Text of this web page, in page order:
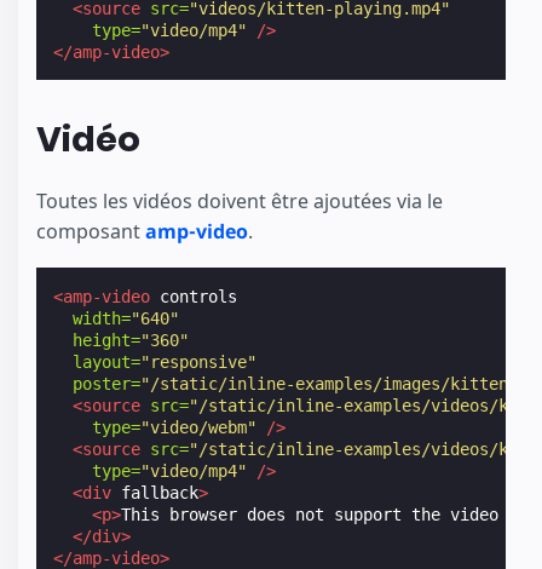
<source src="videos/kitten-playing.mp4"
type="video/mp4"
/>
</amp-video>
Vidéo
Toutes les vidéos doivent être ajoutées via le
composantamp-video.
<amp-video controls
width="640"
height="360"
layout="responsive"
poster="/static/inline-examples/images/kitten-
<source src="/static/inline-examples/videos/
type="video/webm"
/>
<source src="/static/inline-examples/videos/
type="video/mp4"
/>
<div fallback>
<p>This browser does not support the video
</div>
</amp-video>